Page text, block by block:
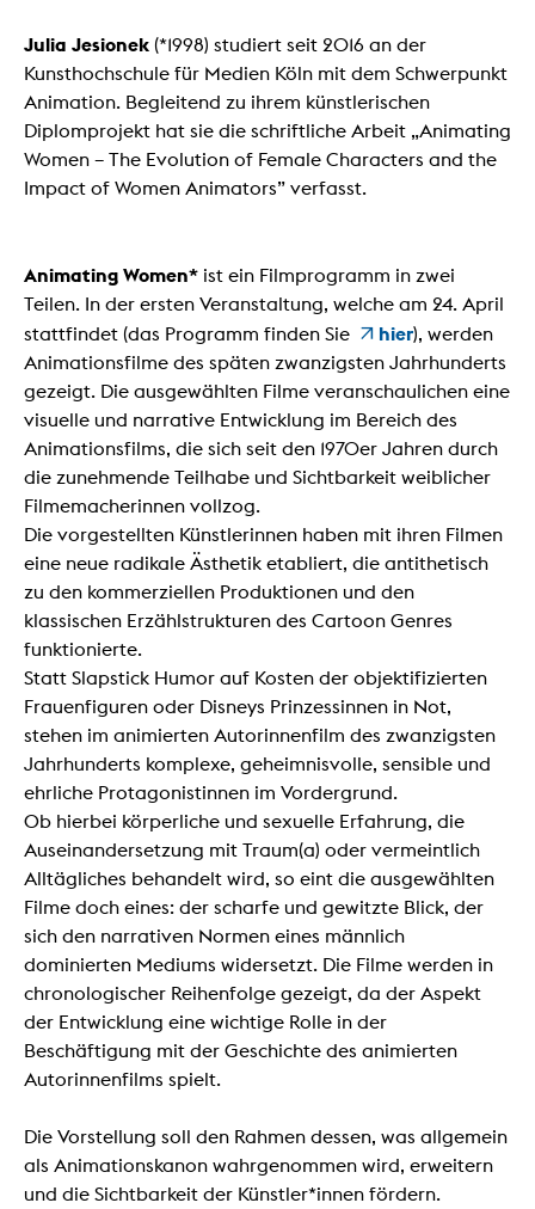
Julia Jesionek (*1998) studiert seit 2016 an der
Kunsthochschule für Medien Köln mit dem Schwerpunkt
Animation. Begleitend zu ihrem künstlerischen
Diplomprojekt hat sie die schriftliche Arbeit „Animating
Women – The Evolution of Female Characters and the
Impact of Women Animators” verfasst.
Animating Women* ist ein Filmprogramm in zwei
Teilen. In der ersten Veranstaltung, welche am 24. April
stattfindet (das Programm finden Sie
hier), werden
Animationsfilme des späten zwanzigsten Jahrhunderts
gezeigt. Die ausgewählten Filme veranschaulichen eine
visuelle und narrative Entwicklung im Bereich des
Animationsfilms, die sich seit den 1970er Jahren durch
die zunehmende Teilhabe und Sichtbarkeit weiblicher
Filmemacherinnen vollzog.
Die vorgestellten Künstlerinnen haben mit ihren Filmen
eine neue radikale Ästhetik etabliert, die antithetisch
zu den kommerziellen Produktionen und den
klassischen Erzählstrukturen des Cartoon Genres
funktionierte.
Statt Slapstick Humor auf Kosten der objektifizierten
Frauenfiguren oder Disneys Prinzessinnen in Not,
stehen im animierten Autorinnenfilm des zwanzigsten
Jahrhunderts komplexe, geheimnisvolle, sensible und
ehrliche Protagonistinnen im Vordergrund.
Ob hierbei körperliche und sexuelle Erfahrung, die
Auseinandersetzung mit Traum(a) oder vermeintlich
Alltägliches behandelt wird, so eint die ausgewählten
Filme doch eines: der scharfe und gewitzte Blick, der
sich den narrativen Normen eines männlich
dominierten Mediums widersetzt. Die Filme werden in
chronologischer Reihenfolge gezeigt, da der Aspekt
der Entwicklung eine wichtige Rolle in der
Beschäftigung mit der Geschichte des animierten
Autorinnenfilms spielt.
Die Vorstellung soll den Rahmen dessen, was allgemein
als Animationskanon wahrgenommen wird, erweitern
und die Sichtbarkeit der Künstler*innen fördern.